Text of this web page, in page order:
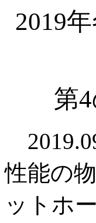
2019
第
性能の
ットホ